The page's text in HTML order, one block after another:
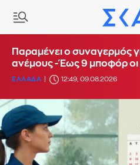
Παραμένει ο συναγερμός
ανέμους - Έως 9 μποφόρ οι
ΕΛΛΑΔΑ 12:49, 09.08.2026